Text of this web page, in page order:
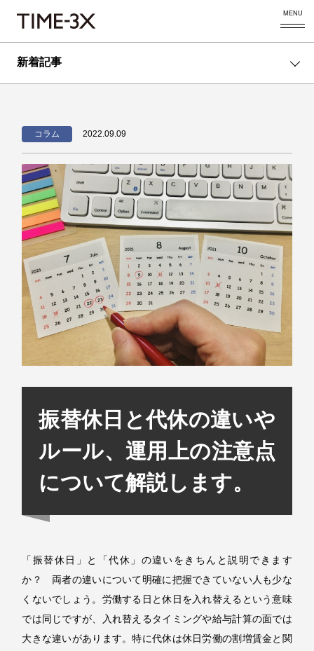
MENU
コラム 2022.09.09
振替休日と代休の違いや
ルール、運用上の注意点
について解説します。
「振替休日」と「代休」の違いをきちんと説明できます
か？ 両者の違いについて明確に把握できていない人も少な
くないでしょう。労働する日と休日を入れ替えるという意味
では同じですが、入れ替えるタイミングや給与計算の面では
大きな違いがあります。特に代休は休日労働の割増賃金と関
新着記事